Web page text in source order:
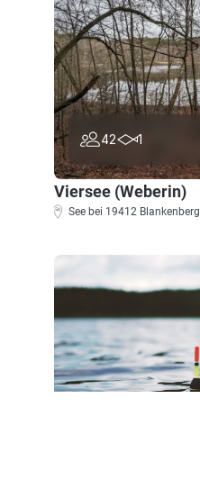
42 1
Viersee (Weberin)
See bei 19412 Blankenberg